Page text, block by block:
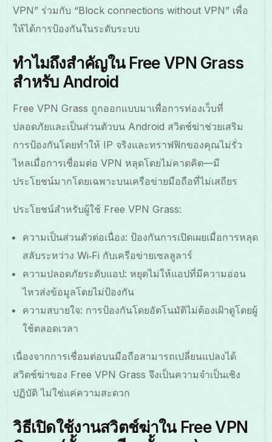
VPN” ร่วมกับ “Block connections without VPN” เพื่อ
ให้ได้การป้องกันในระดับระบบ
ทำไมถึงสำคัญใน Free VPN Grass
สำหรับ Android
Free VPN Grass ถูกออกแบบมาเพื่อการท่องเว็บที่
ปลอดภัยและเป็นส่วนตัวบน Android สวิตช์ฆ่าช่วยเสริม
การป้องกันโดยทำให้ IP จริงและทราฟฟิกของคุณไม่รั่ว
ไหลเมื่อการเชื่อมต่อ VPN หลุดโดยไม่คาดคิด—มี
ประโยชน์มากโดยเฉพาะบนเครือข่ายมือถือที่ไม่เสถียร
ประโยชน์สําหรับผู้ใช้ Free VPN Grass:
ความเป็นส่วนตัวต่อเนื่อง: ป้องกันการเปิดเผยเมื่อการหลุด
สลับระหว่าง Wi‑Fi กับเครือข่ายเซลลูลาร์
ความปลอดภัยระดับแอป: หยุดไม่ให้แอปที่มีความอ่อน
ไหวส่งข้อมูลโดยไม่ป้องกัน
ความสบายใจ: การป้องกันโดยอัตโนมัติไม่ต้องเฝ้าดูโดยผู้
ใช้ตลอดเวลา
เนื่องจากการเชื่อมต่อบนมือถือสามารถเปลี่ยนแปลงได้
สวิตช์ฆ่าของ Free VPN Grass จึงเป็นความจำเป็นเชิง
ปฏิบัติ ไม่ใช่แค่ความสะดวก
วิธีเปิดใช้งานสวิตช์ฆ่าใน Free VPN